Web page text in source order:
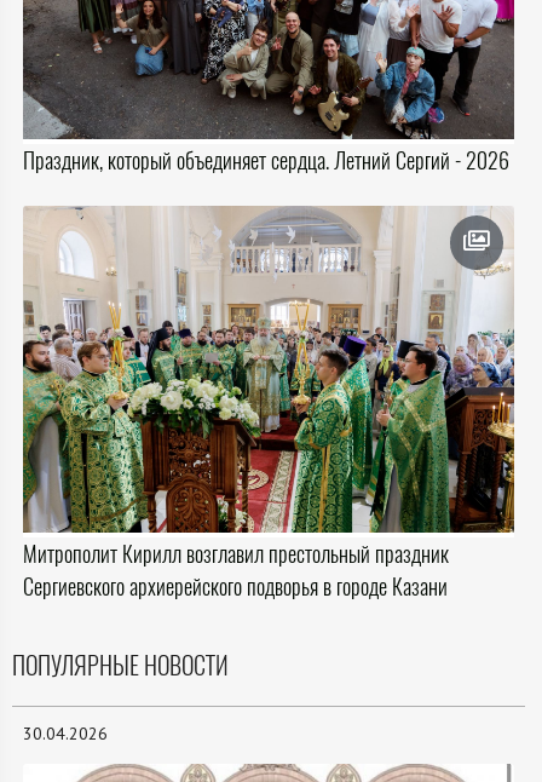
Праздник, который объединяет сердца. Летний Сергий - 2026
Митрополит Кирилл возглавил престольный праздник
Сергиевского архиерейского подворья в городе Казани
ПОПУЛЯРНЫЕ НОВОСТИ
30.04.2026